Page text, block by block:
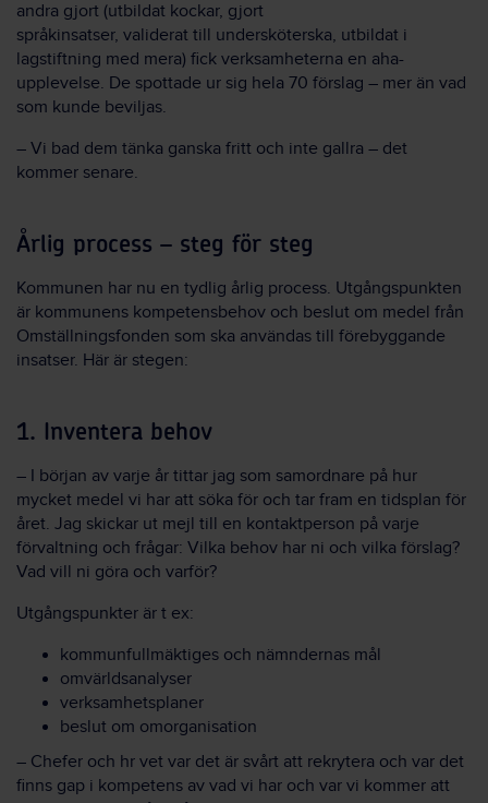
andra gjort (utbildat kockar, gjort
språkinsatser, validerat till undersköterska, utbildat i
lagstiftning med mera) fick verksamheterna en aha-
upplevelse. De spottade ur sig hela 70 förslag – mer än vad
som kunde beviljas.
– Vi bad dem tänka ganska fritt och inte gallra – det
kommer senare.
Årlig process – steg för steg
Kommunen har nu en tydlig årlig process. Utgångspunkten
är kommunens kompetensbehov och beslut om medel från
Omställningsfonden som ska användas till förebyggande
insatser. Här är stegen:
1. Inventera behov
– I början av varje år tittar jag som samordnare på hur
mycket medel vi har att söka för och tar fram en tidsplan för
året. Jag skickar ut mejl till en kontaktperson på varje
förvaltning och frågar: Vilka behov har ni och vilka förslag?
Vad vill ni göra och varför?
Utgångspunkter är t ex:
kommunfullmäktiges och nämndernas mål
omvärldsanalyser
verksamhetsplaner
beslut om omorganisation
– Chefer och hr vet var det är svårt att rekrytera och var det
finns gap i kompetens av vad vi har och var vi kommer att